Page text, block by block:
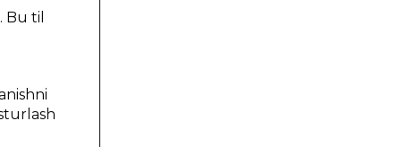
Bu til